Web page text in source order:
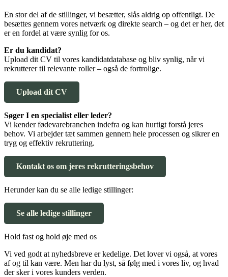
En stor del af de stillinger, vi besætter, slås aldrig op offentligt. De
besættes gennem vores netværk og direkte search – og det er her, det
er en fordel at være synlig for os.
Er du kandidat?
Upload dit CV til vores kandidatdatabase og bliv synlig, når vi
rekrutterer til relevante roller – også de fortrolige.
Upload dit CV
Søger I en specialist eller leder?
Vi kender fødevarebranchen indefra og kan hurtigt forstå jeres
behov. Vi arbejder tæt sammen gennem hele processen og sikrer en
tryg og effektiv rekruttering.
Kontakt os om jeres rekrutteringsbehov
Herunder kan du se alle ledige stillinger:
Se alle ledige stillinger
Hold fast og hold øje med os
Vi ved godt at nyhedsbreve er kedelige. Det lover vi også, at vores
af og til kan være. Men har du lyst, så følg med i vores liv, og hvad
der sker i vores kunders verden.